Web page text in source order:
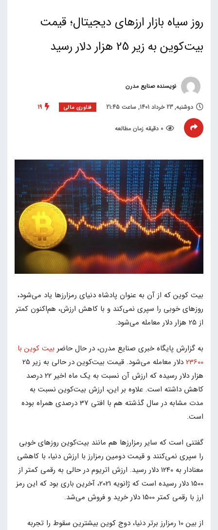
روز سیاه بازار ارزهای دیجیتال؛ قیمت
بیت‌کوین به زیر 25 هزار دلار رسید
نویسنده صنایع مدرن
دوشنبه, 23 خرداد 1401, ساعت 21:45 فناوری مالی 19
0 دقیقه زمان مطالعه
بیت کوین که از آن به عنوان پادشاه دنیای رمزارزها یاد می‌شود،
روزهای خوبی را سپری نمی‌کند و با کاهش ارزش، هم‌اکنون کمتر
از 25 هزار دلار معامله می‌شود.
به گزارش پایگاه خبری صنایع مدرن، در حال حاضر بیت کوین با
23600
دلار معامله می‌شود. قیمت بیت‌کوین در حالی به زیر 25
هزار دلار رسیده که ارزش آن نسبت به یک ماه اخیر 22 درصد
کاهش داشته است. علاوه بر این، ارزش بیت‌کوین نسبت به
مدت مشابه در سال گذشته هم با افتی 37 درصدی همراه بوده
است.
گفتنی است که سایر رمزارزها هم مانند بیت‌کوین روزهای خوبی
را سپری نمی‌کنند و قیمت دومین رمزارز با ارزش دنیا، با کاهشی
معنادار به 1240 دلار رسید. ارزش اتریوم در حالی به رقمی کمتر از
1500 دلار رسیده است که ژانویه 2021، آخرین باری بود که این رمز
ارز با رقمی کمتر 1500 دلار خرید و فروش می‌شد.
از بین 10 رمزارز برتر دنیا، دوج کوین بیشترین سقوط را تجربه